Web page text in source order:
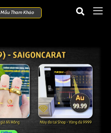
Mẫu Tham Khảo